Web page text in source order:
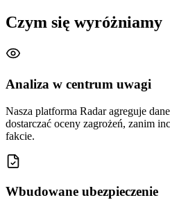
Czym się wyróżniamy
Analiza w centrum uwagi
Nasza platforma Radar agreguje
dostarczać oceny zagrożeń, zanim
fakcie.
Wbudowane ubezpieczenie